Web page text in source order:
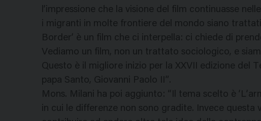
l’impressione che la visione del film continuasse
i migranti in molte frontiere del mondo siano
Border’ è un film che ci interpella: ci chiede di
Vediamo un film, non un trattato sociologico, e
Questo è il migliore inizio per la XXVII edizione del
papa Santo, Giovanni Paolo II”.
Mons. Milani ha poi aggiunto: “Il tema scelto è
in cui le differenze non sono gradite. Invece questa